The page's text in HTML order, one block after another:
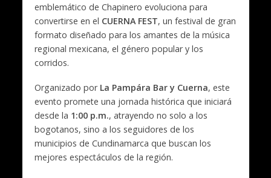
emblemático de Chapinero evoluciona para
convertirse en el CUERNA FEST, un festival de gran
formato diseñado para los amantes de la música
regional mexicana, el género popular y los
corridos.
Organizado por La Pampára Bar y Cuerna, este
evento promete una jornada histórica que iniciará
desde la 1:00 p.m., atrayendo no solo a los
bogotanos, sino a los seguidores de los
municipios de Cundinamarca que buscan los
mejores espectáculos de la región.